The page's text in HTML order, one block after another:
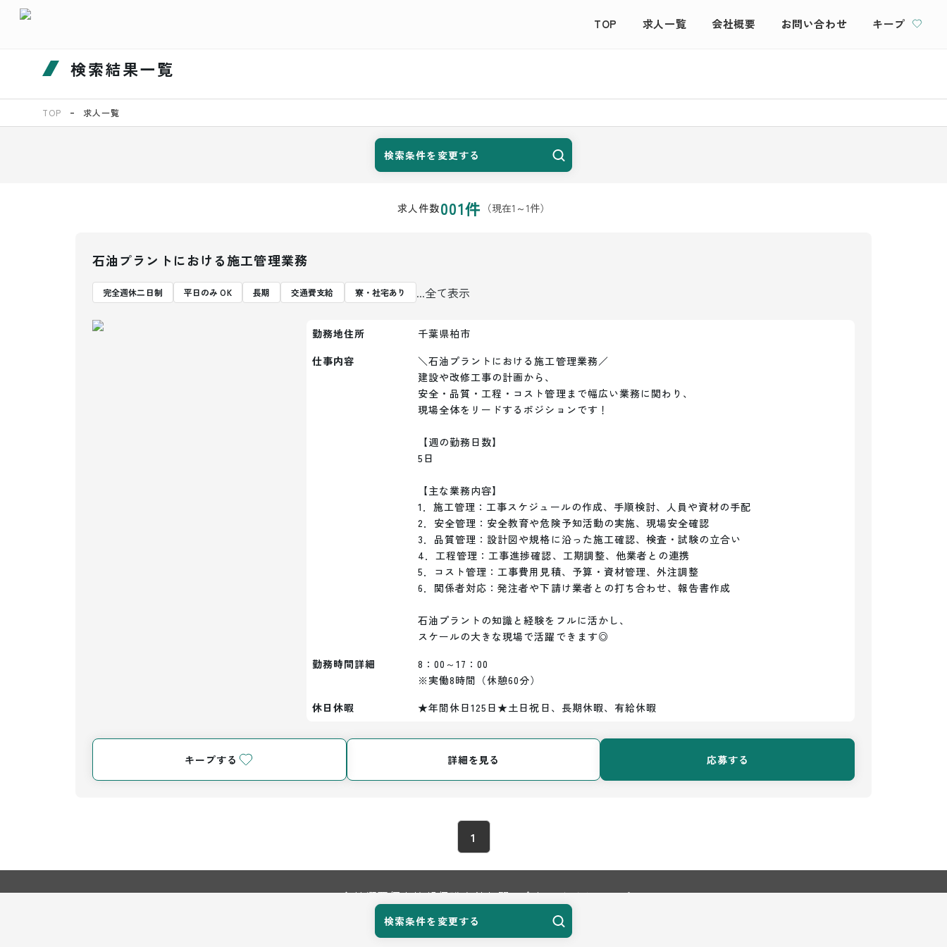
TOP 求人一覧 会社概要 お問い合わせ キープ
検索結果一覧
TOP 求人一覧
検索条件を変更する
検索条件を変更する
求人件数001件 （現在1 ～1件）
石油プラントにおける施工管理業務
完全週休二日制 平日のみ OK 長期 交通費支給 寮・社宅あり ...全て表示
勤務地住所
千葉県柏市
仕事内容
＼石油プラントにおける施工管理業務／
建設や改修工事の計画から、
安全・品質・工程・コスト管理まで幅広い業務に関わり、
現場全体をリードするポジションです！
【週の勤務日数】
5日
【主な業務内容】
1．施工管理：工事スケジュールの作成、手順検討、人員や資材の手配
2．安全管理：安全教育や危険予知活動の実施、現場安全確認
3．品質管理：設計図や規格に沿った施工確認、検査・試験の立合い
4．工程管理：工事進捗確認、工期調整、他業者との連携
5．コスト管理：工事費用見積、予算・資材管理、外注調整
6．関係者対応：発注者や下請け業者との打ち合わせ、報告書作成
石油プラントの知識と経験をフルに活かし、
スケールの大きな現場で活躍できます◎
勤務時間詳細
8：00～17：00
※実働8時間（休憩60分）
休日休暇
★年間休日125日★土日祝日、長期休暇、有給休暇
キープする 詳細を見る 応募する
1
TOP会社概要個人情報保護方針お問い合わせサイトマップ
© 2026 Harvest Biz Career.inc All Rights Reserved.